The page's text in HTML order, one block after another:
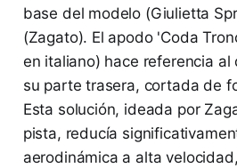
base del modelo (Giulietta
(Zagato). El apodo 'Coda
en italiano) hace referencia al
su parte trasera, cortada de
Esta solución, ideada por
pista, reducía
aerodinámica a alta